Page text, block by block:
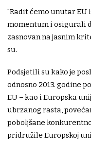
"Radit ćemo unutar EU
momentum i osigurali
zasnovan na jasnim
su.
Podsjetili su kako je
odnosno 2013. godine
EU – kao i Europska
ubrzanog rasta,
poboljšane
pridružile Europskoj